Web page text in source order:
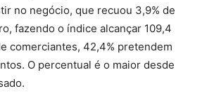
no negócio, que recuou 3,9% de
fazendo o índice alcançar 109,4
comerciantes, 42,4% pretendem
O percentual é o maior desde